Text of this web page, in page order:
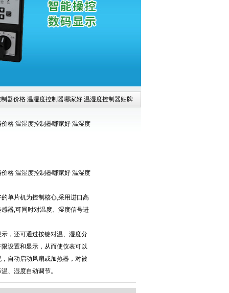
器价格 温湿度控制器哪家好 温湿度控制器贴牌
格 温湿度控制器哪家好 温湿度
格 温湿度控制器哪家好 温湿度
单片机为控制核心,采用进口高
器,可同时对温度、湿度信号进
，还可通过按键对温、湿度分
设置和显示，从而使仪表可以
自动启动风扇或加热器，对被
、湿度自动调节。